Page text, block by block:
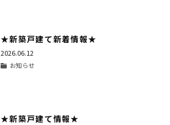
★新築戸建て新着情報★
2026.06.12
お知らせ
★新築戸建て情報★